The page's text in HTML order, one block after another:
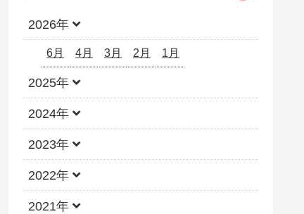
2026年
6月 4月 3月 2月 1月
2025年
2024年
2023年
2022年
2021年